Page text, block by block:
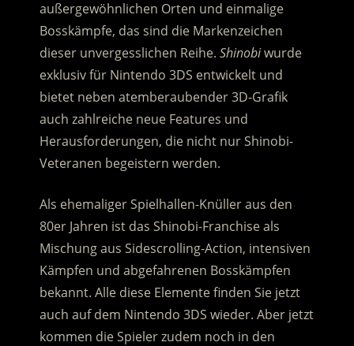
außergewöhnlichen Orten und einmalige
Bosskämpfe, das sind die Markenzeichen
dieser unvergesslichen Reihe. Shinobiwurde
exklusiv für Nintendo 3DS entwickelt und
bietet neben atemberaubender 3D-Grafik
auch zahlreiche neue Features und
Herausforderungen, die nicht nur Shinobi-
Veteranen begeistern werden.
Als ehemaliger Spielhallen-Knüller aus den
80er Jahren ist das Shinobi-Franchise als
Mischung aus Sidescrolling-Action, intensiven
Kämpfen und abgefahrenen Bosskämpfen
bekannt. Alle diese Elemente finden Sie jetzt
auch auf dem Nintendo 3DS wieder. Aber jetzt
kommen die Spieler zudem noch in den